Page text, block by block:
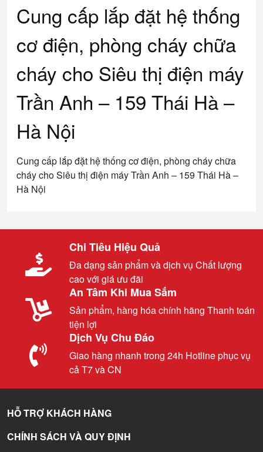
Cung cấp lắp đặt hệ thống
cơ điện, phòng cháy chữa
cháy cho Siêu thị điện máy
Trần Anh – 159 Thái Hà –
Hà Nội
Cung cấp lắp đặt hệ thống cơ điện, phòng cháy chữa
cháy cho Siêu thị điện máy Trần Anh – 159 Thái Hà –
Hà Nội
Chi Tiêu Hiệu Quả
Đa dạng sản phẩm và dịch vụ Chất lượng
cao với giá ưu đãi
An Tâm Khi Mua Sắm
Sản phẩm, hàng hóa chính hãng Thanh toán
tiện lợi
Dịch Vụ Chu Đáo
Giao hàng nhanh trong 24h Hotline phục vụ
cả T7 và CN
HỖ TRỢ KHÁCH HÀNG
CHÍNH SÁCH VÀ QUY ĐỊNH